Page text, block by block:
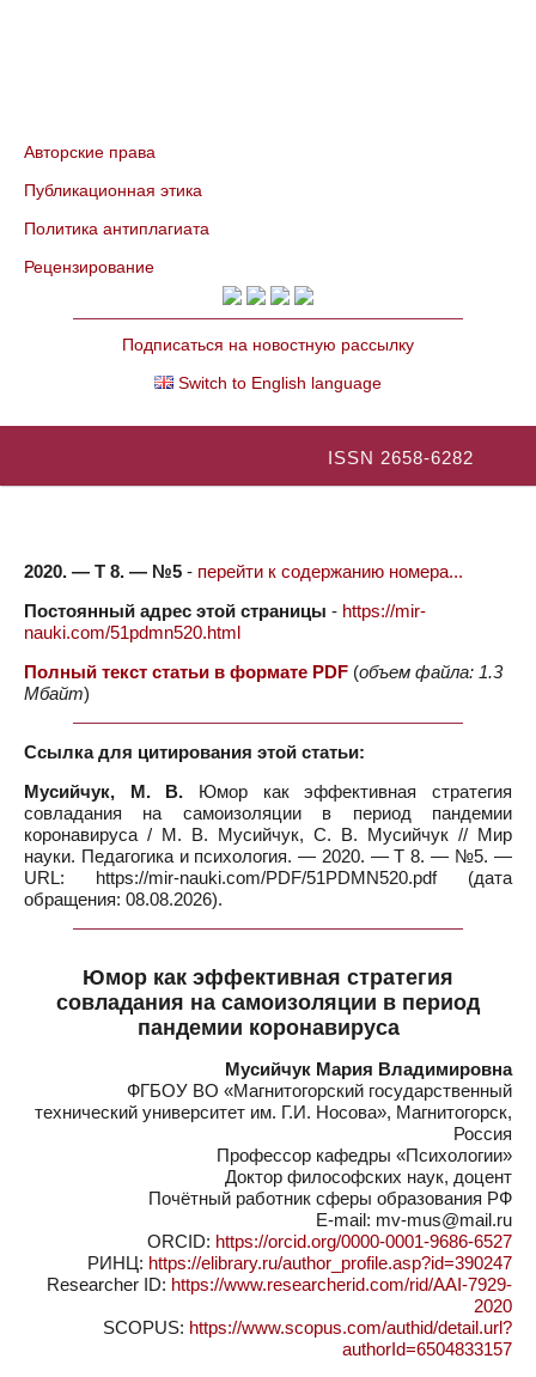
Авторские права
Публикационная этика
Политика антиплагиата
Рецензирование
Подписаться на новостную рассылку
Switch to English language
ISSN 2658-6282
2020. — Т 8. — №5 - перейти к содержанию номера...
Постоянный адрес этой страницы - https://mir-
nauki.com/51pdmn520.html
Полный текст статьи в формате PDF (объем файла: 1.3
Мбайт)
Ссылка для цитирования этой статьи:
Мусийчук, М. В. Юмор как эффективная стратегия
совладания на самоизоляции в период пандемии
коронавируса / М. В. Мусийчук, С. В. Мусийчук // Мир
науки. Педагогика и психология. — 2020. — Т 8. — №5. —
URL: https://mir-nauki.com/PDF/51PDMN520.pdf (дата
обращения: 08.08.2026).
Юмор как эффективная стратегия
совладания на самоизоляции в период
пандемии коронавируса
Мусийчук Мария Владимировна
ФГБОУ ВО «Магнитогорский государственный
технический университет им. Г.И. Носова», Магнитогорск,
Россия
Профессор кафедры «Психологии»
Доктор философских наук, доцент
Почётный работник сферы образования РФ
E-mail: mv-mus@mail.ru
ORCID: https://orcid.org/0000-0001-9686-6527
РИНЦ: https://elibrary.ru/author_profile.asp?id=390247
Researcher ID: https://www.researcherid.com/rid/AAI-7929-
2020
SCOPUS: https://www.scopus.com/authid/detail.url?
authorId=6504833157